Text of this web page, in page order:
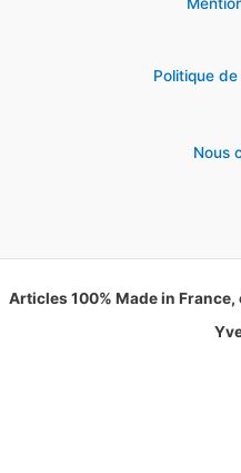
Politique
Nous
Articles 100% Made in